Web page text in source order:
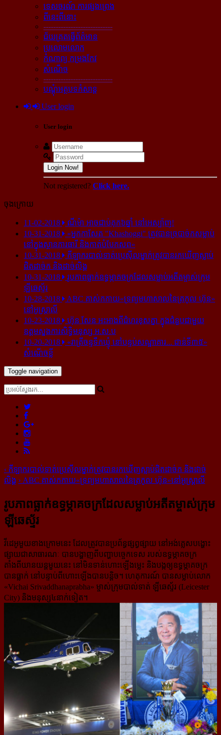
ទេសចរណ៍ ការផ្សងព្រេង
ពីនេះពីនោះ
----------------------------
ជ័យគ្រតធ្វើព័ត៌មាន
ប្រលោមលោក
កំណាព្យ កម្រងកែវ
សំណើច
----------------------------
បណ្ដុំអត្ថបទកំសាន្ដ
User login
User login
Login Now!
Not registered? Click here.
ចុងក្រោយ
11-02-2018
ណីម៉ា អាច​ជាប់​គុក​៦ឆ្នាំ នៅ​អេស្ប៉ាញ!
10-31-2018
«អ្នក​កាសែត "Khashoggi" ត្រូវ​បាន​ច្របាច់ក​សម្លាប់​
នៅ​ក្នុង​ស្ថាន​ភារធារី និង​កាត់​បំបែក​សព»
10-31-2018
កីឡាករ​បាល់ទាត់​ប្រេស៊ីល​ម្នាក់​ត្រូវ​បាន​រក​ឃើញ​ស្លាប់​
ជិត​ដាច់ក និង​ដាច់​លិង្គ
10-31-2018
រូបភាព​ធ្លាក់​ឧទ្ធម្ភាគចក្រ​ដែល​សម្លាប់​អតីត​ម្ចាស់​ក្រុម​
ឡីឆេស្ទ័រ
10-28-2018
ABC គាស់​កកាយ​«ទ្រព្យមហាសាល​នៃ​ត្រកូល ហ៊ុន»​
នៅ​អូស្ត្រាលី
10-23-2018
ហ៊ុន សែន អះអាង​ពី​ជំហរ​ខុស​គ្នា ក្នុង​ជំនួប​ជាមួយ​
ឧត្តម​ស្នងការ​សិទ្ធិ​មនុស្ស អ.ស.ប
10-20-2018
«រាត្រីចន្ទទឹកឃ្មុំ នៅបន្ទប់សណ្ឋាគារ... ជាន់ទី៣៥»
សំណើចខ្លី
Toggle navigation
‹ កីឡាករ​បាល់ទាត់​ប្រេស៊ីល​ម្នាក់​ត្រូវ​បាន​រក​ឃើញ​ស្លាប់​ជិត​ដាច់ក និង​ដាច់​
លិង្គ › ABC គាស់​កកាយ​«ទ្រព្យមហាសាល​នៃ​ត្រកូល ហ៊ុន»​នៅ​អូស្ត្រាលី
រូបភាព​ធ្លាក់​ឧទ្ធម្ភាគចក្រ​ដែល​សម្លាប់​អតីត​ម្ចាស់​ក្រុម​
ឡីឆេស្ទ័រ
វីដេអូមួយខាងក្រោមនេះ ដែលត្រូវបានប្រព័ន្ធផ្សព្វផ្សាយ នៅអង់គ្លេសបង្ហោះ
ផ្សាយជាសាធារណៈ បានបង្ហាញពីបញ្ហាបច្ចេកទេស របស់ឧទ្ធម្ភាគចក្រ
តាំងពីយានយន្ដមួយនេះ នៅមិនទាន់ហោះឡើងម្លេះ និងបង្កឲ្យឧទ្ធម្ភាគចក្រ
បានធ្លាក់ នៅបន្ទាប់ពីហោះឡើងបានបន្តិច។ ហេតុការណ៍ បានសម្លាប់លោក
«Vichai Srivaddhanaprabha» ម្ចាស់ក្រុមបាល់ទាត់ ឡីឆេស្ទ័រ (Leicester
City) និងមនុស្ស៤នាក់ទៀត។